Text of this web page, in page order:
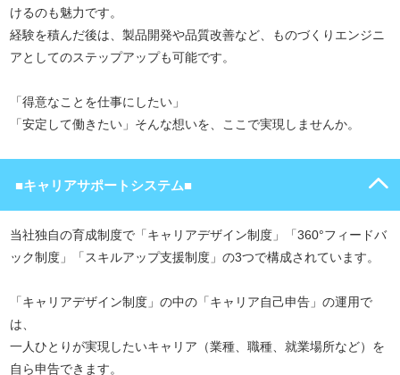
けるのも魅力です。
経験を積んだ後は、製品開発や品質改善など、ものづくりエンジニ
アとしてのステップアップも可能です。
「得意なことを仕事にしたい」
「安定して働きたい」そんな想いを、ここで実現しませんか。
■キャリアサポートシステム■
当社独自の育成制度で「キャリアデザイン制度」「360°フィードバ
ック制度」「スキルアップ支援制度」の3つで構成されています。
「キャリアデザイン制度」の中の「キャリア自己申告」の運用で
は、
一人ひとりが実現したいキャリア（業種、職種、就業場所など）を
自ら申告できます。